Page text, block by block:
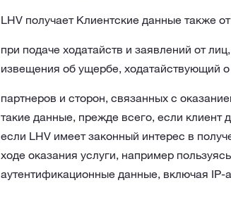
LHV получает Клиентские данные также
при подаче ходатайств и заявлений от
извещения об ущербе, ходатайствующий
партнеров и сторон, связанных с
такие данные, прежде всего, если клиент
если LHV имеет законный интерес в
ходе оказания услуги, например
аутентификационные данные, включая IP-